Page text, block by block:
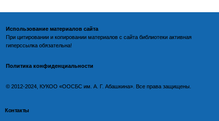
Использование материалов сайта
При цитировании и копировании материалов с сайта библиотеки активная
гиперссылка обязательна!
Политика конфиденциальности
©️ 2012-2024, КУКОО «ООСБС им. А. Г. Абашкина». Все права защищены.
Контакты